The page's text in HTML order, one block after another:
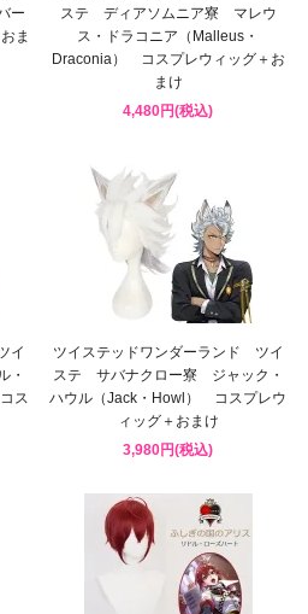
ー
ま
ステ ディアソムニア寮 マレウ
ス・ドラコニア（Malleus・
Draconia） コスプレウィッグ＋お
まけ
4,480円(税込)
イ
・
ス
ツイステッドワンダーランド ツイ
ステ サバナクロー寮 ジャック・
ハウル（Jack・Howl） コスプレウ
ィッグ＋おまけ
3,980円(税込)